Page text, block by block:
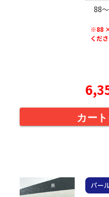
88
※88 ×
くださ
カー
パー